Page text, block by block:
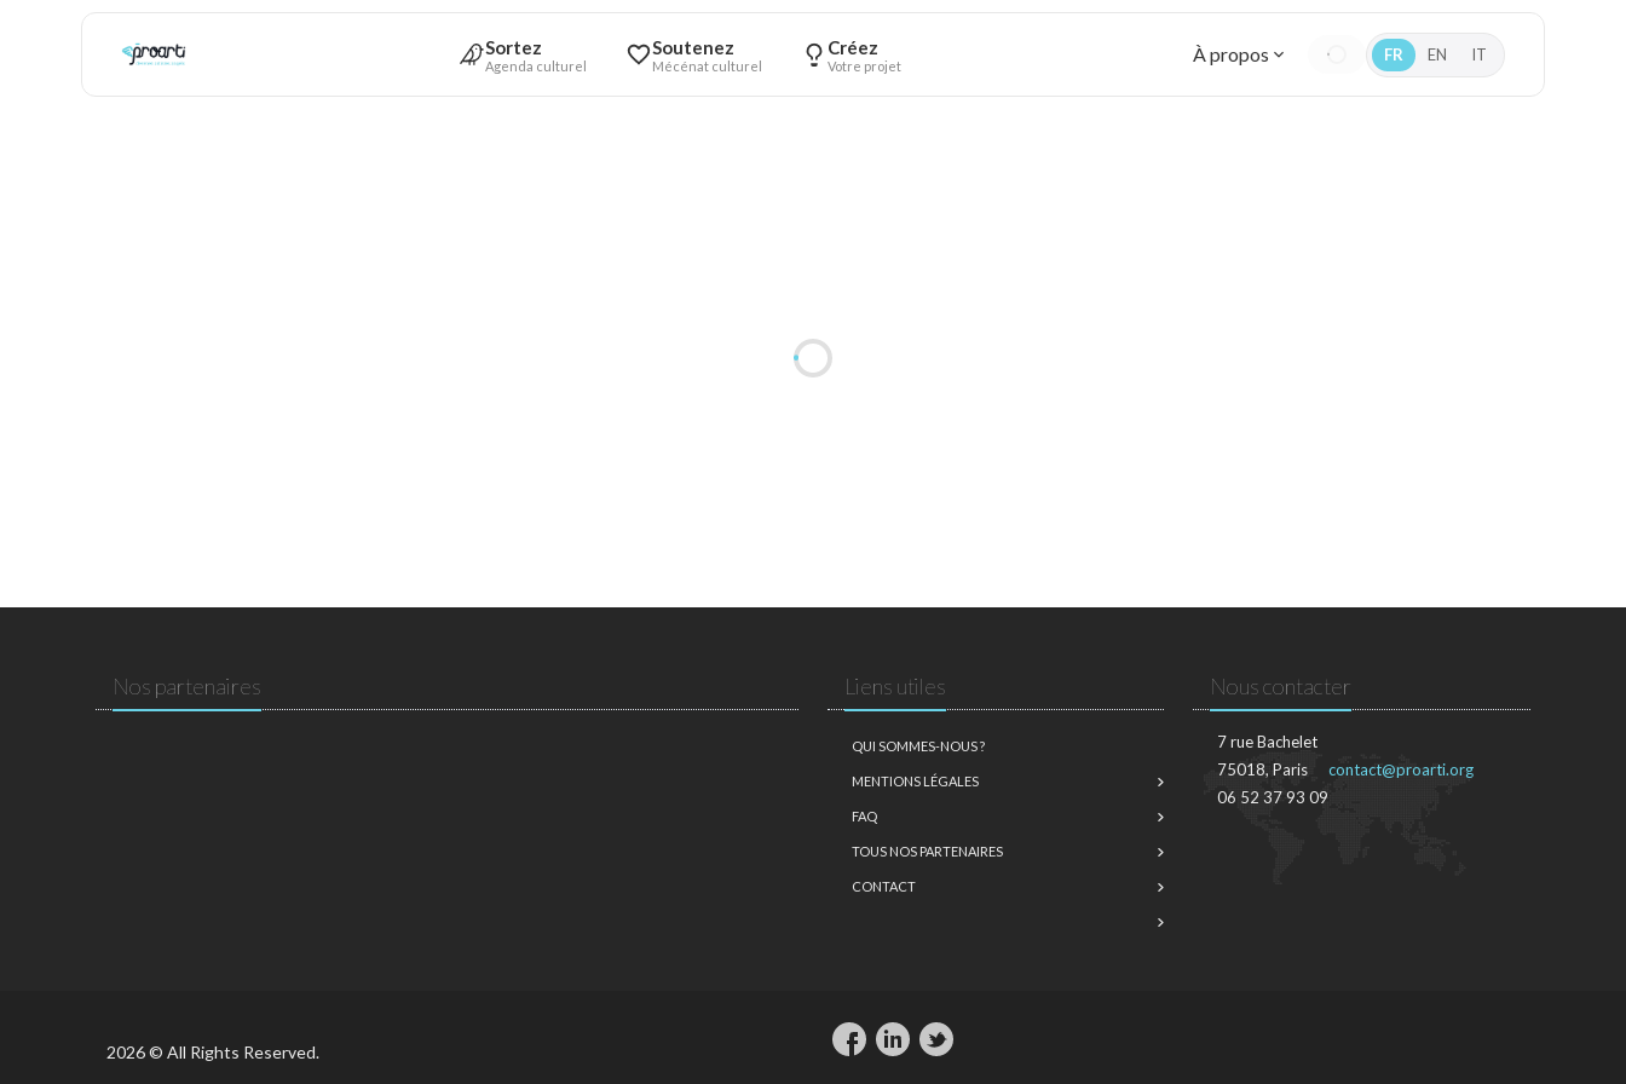
Sortez
Agenda culturel
Soutenez
Mécénat culturel
Créez
Votre projet À propos FR EN IT
Nos partenaires Liens utiles
QUI SOMMES-NOUS ?
MENTIONS LÉGALES
FAQ
TOUS NOS PARTENAIRES
CONTACT
Nous contacter
7 rue Bachelet
75018, Paris
06 52 37 93 09
contact@proarti.org
2026 © All Rights Reserved.